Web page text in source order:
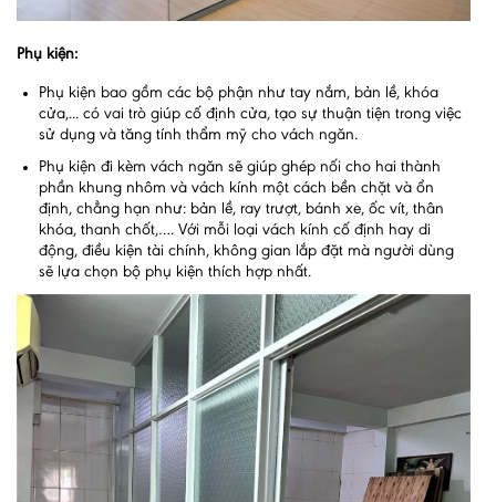
Phụ kiện:
Phụ kiện bao gồm các bộ phận như tay nắm, bản lề, khóa
cửa,... có vai trò giúp cố định cửa, tạo sự thuận tiện trong việc
sử dụng và tăng tính thẩm mỹ cho vách ngăn.
Phụ kiện đi kèm vách ngăn sẽ giúp ghép nối cho hai thành
phần khung nhôm và vách kính một cách bền chặt và ổn
định, chẳng hạn như: bản lề, ray trượt, bánh xe, ốc vít, thân
khóa, thanh chốt,…. Với mỗi loại vách kính cố định hay di
động, điều kiện tài chính, không gian lắp đặt mà người dùng
sẽ lựa chọn bộ phụ kiện thích hợp nhất.